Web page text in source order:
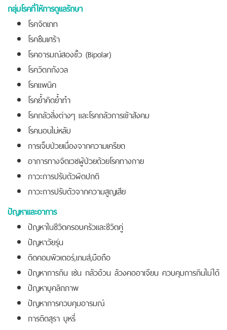
กลุ่มโรคที่ให้การดูแลรักษา
โรคจิตเภท
โรคซึมเศร้า
โรคอารมณ์สองขั้ว (Bipolar)
โรควิตกกังวล
โรคแพนิค
โรคย้ำคิดย้ำทำ
โรคกลัวสิ่งต่างๆ และโรคกลัวการเข้าสังคม
โรคนอนไม่หลับ
การเจ็บป่วยเนื่องจากความเครียด
อาการทางจิตเวชผู้ป่วยด้วยโรคทางกาย
ภาวะการปรับตัวผิดปกติ
ภาวะการปรับตัวจากความสูญเสีย
ปัญหาและอาการ
ปัญหาในชีวิตครอบครัวและชีวิตคู่
ปัญหาวัยรุ่น
ติดคอมพิวเตอร์,เกมส์,มือถือ
ปัญหาการกิน เช่น กลัวอ้วน ล้วงคออาเจียน ควบคุมการกินไม่ได้
ปัญหาบุคลิกภาพ
ปัญหาการควบคุมอารมณ์
การติดสุรา บุหรี่